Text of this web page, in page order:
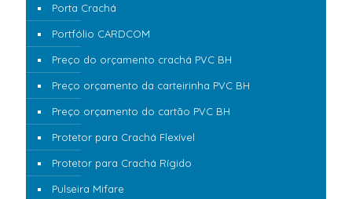
Porta Crachá
Portfólio CARDCOM
Preço do orçamento crachá PVC BH
Preço orçamento da carteirinha PVC BH
Preço orçamento do cartão PVC BH
Protetor para Crachá Flexível
Protetor para Crachá Rígido
Pulseira Mifare